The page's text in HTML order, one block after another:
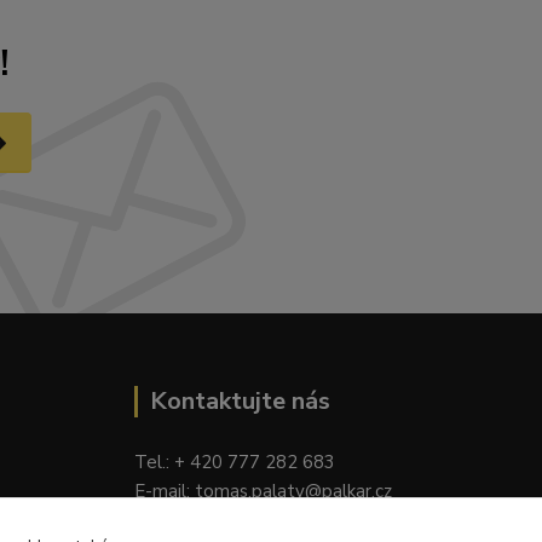
Kontaktujte nás
Tel.: + 420 777 282 683
E-mail: tomas.palaty@palkar.cz